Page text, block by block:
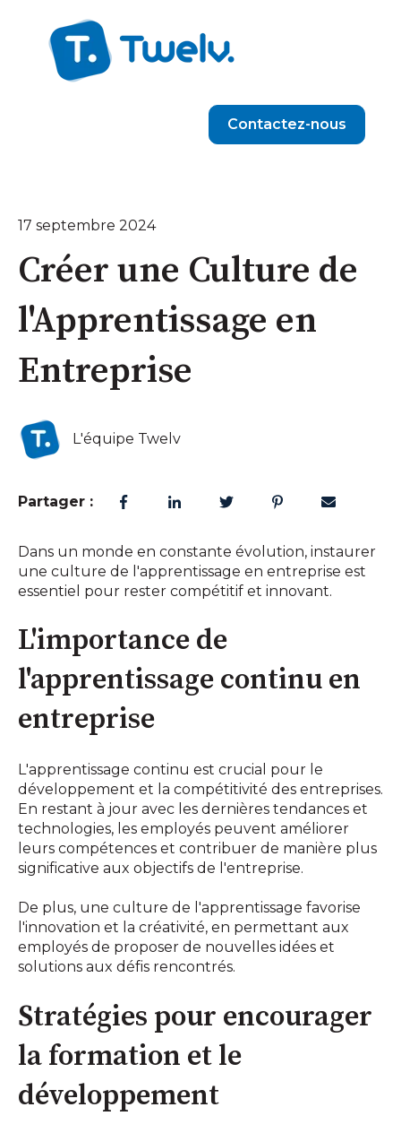
Contactez-nous
17 septembre 2024
Créer une Culture de
l'Apprentissage en
Entreprise
L'équipe Twelv
Partager :
Dans un monde en constante évolution, instaurer
une culture de l'apprentissage en entreprise est
essentiel pour rester compétitif et innovant.
L'importance de
l'apprentissage continu en
entreprise
L'apprentissage continu est crucial pour le
développement et la compétitivité des entreprises.
En restant à jour avec les dernières tendances et
technologies, les employés peuvent améliorer
leurs compétences et contribuer de manière plus
significative aux objectifs de l'entreprise.
De plus, une culture de l'apprentissage favorise
l'innovation et la créativité, en permettant aux
employés de proposer de nouvelles idées et
solutions aux défis rencontrés.
Stratégies pour encourager
la formation et le
développement